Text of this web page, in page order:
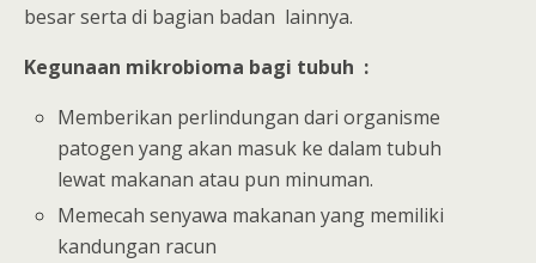
besar serta di bagian badan lainnya.
Kegunaan mikrobioma bagi tubuh :
Memberikan perlindungan dari organisme
patogen yang akan masuk ke dalam tubuh
lewat makanan atau pun minuman.
Memecah senyawa makanan yang memiliki
kandungan racun